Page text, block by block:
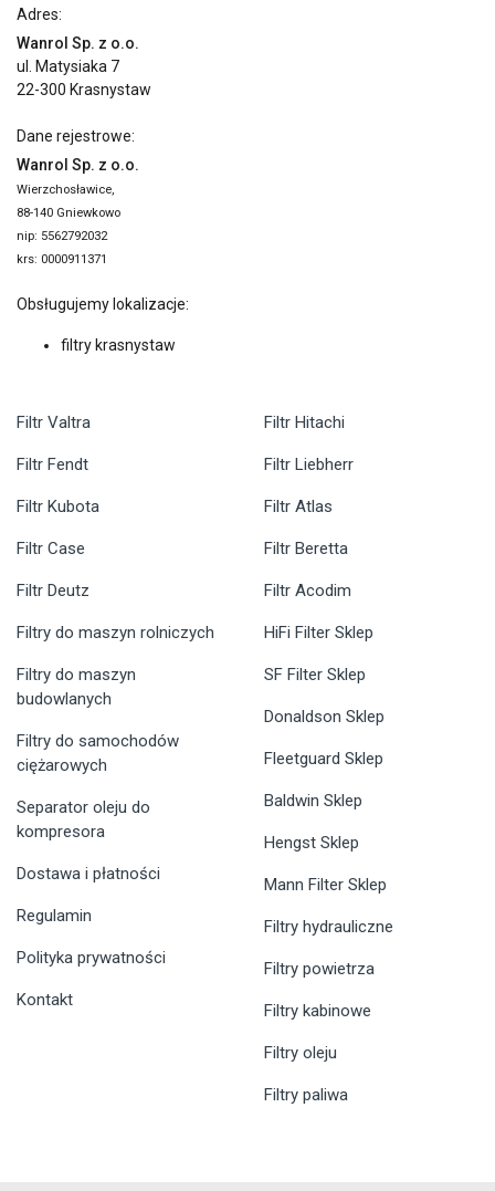
Adres:
Wanrol Sp. z o.o.
ul. Matysiaka 7
22-300 Krasnystaw
Dane rejestrowe:
Wanrol Sp. z o.o.
Wierzchosławice,
88-140 Gniewkowo
nip: 5562792032
krs: 0000911371
Obsługujemy lokalizacje:
filtry krasnystaw
Filtr Valtra
Filtr Fendt
Filtr Kubota
Filtr Case
Filtr Deutz
Filtr Hitachi
Filtr Liebherr
Filtr Atlas
Filtr Beretta
Filtr Acodim
Filtry do maszyn rolniczych
Filtry do maszyn
budowlanych
Filtry do samochodów
ciężarowych
Separator oleju do
kompresora
Dostawa i płatności
Regulamin
Polityka prywatności
Kontakt
HiFi Filter Sklep
SF Filter Sklep
Donaldson Sklep
Fleetguard Sklep
Baldwin Sklep
Hengst Sklep
Mann Filter Sklep
Filtry hydrauliczne
Filtry powietrza
Filtry kabinowe
Filtry oleju
Filtry paliwa